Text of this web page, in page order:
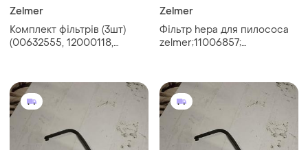
Zelmer
Комплект фільтрів (3шт)
(00632555, 12000118,
Zelmer
Фільтр hepa для пилососа
zelmer;11006857;